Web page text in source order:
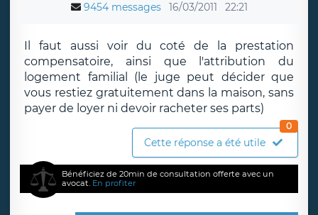
9454 messages 16/03/2011 22:21
Il faut aussi voir du coté de la prestation
compensatoire, ainsi que l'attribution du
logement familial (le juge peut décider que
vous restiez gratuitement dans la maison, sans
payer de loyer ni devoir racheter ses parts)
Cette réponse a été utile
0
Bénéficiez de 20min de consultation offerte avec un
avocat. En profiter